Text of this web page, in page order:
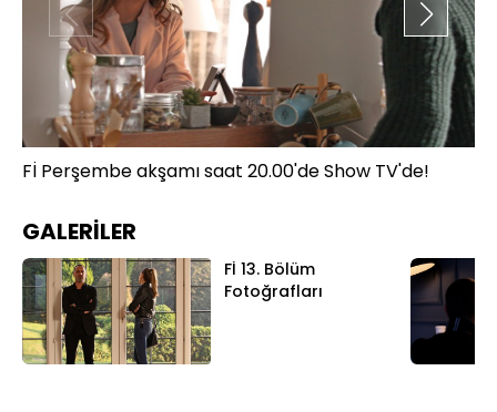
Fİ Perşembe akşamı saat 20.00'de Show TV'de!
GALERİLER
Fİ 13. Bölüm
Fotoğrafları